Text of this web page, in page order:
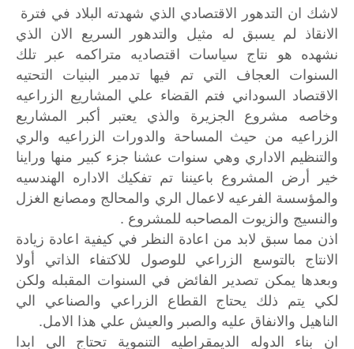
لاشك ان التدهور الاقتصادي الذي شهدته البلاد في فترة
الانقاذ لم يسبق له مثيل والتدهور السريع الان الذي
نشهده هو نتاج سياسات اقتصاديه متراكمه عبر تلك
السنوات العجاف التي تم فيها تدمير البنيات التحتيه
الاقتصاد السوداني فتم القضاء علي المشاريع الزراعيه
وخاصه مشروع الجزيرة والذي يعتبر أكبر المشاريع
الزراعيه من حيث المساحة والدورات الزراعيه والري
والتنظيم الاداري وهي سنوات عشنا جزء كبير منها وراينا
خير أرض المشروع باعيننا تم تفكيك الاداره الهندسيه
والمؤسسة الفرعيه لاعمال الري والمحالج ومصانع الغزل
والنسيج والزيوت المصاحبه للمشروع .
اذن مما سبق لابد من اعادة النظر في كيفية اعادة زيادة
الانتاج بالتوسع الزراعي للوصول للاكتفاء الذاتي أولا
وبعدها يمكن تصدير الفائض في السنوات المقبله ولكن
لكي يتم ذلك يحتاج القطاع الزراعي والصناعي الي
الناهيل والانفاق عليه والصبر والعيش علي هذا الامل.
ان بناء الدوله الديمقراطيه التنموية تحتاج الي ابدا